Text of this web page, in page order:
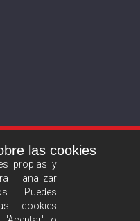
las cookies
propias y
analizar
Puedes
cookies